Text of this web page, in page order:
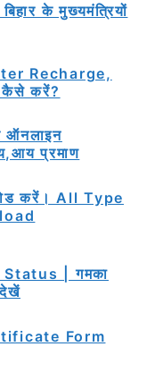
के मुख्यमंत्रियों
Recharge,
करें?
ऑनलाइन
प्रमाण
करें। All Type
| गमका
Form